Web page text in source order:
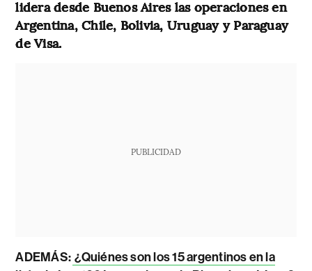
lidera desde Buenos Aires las operaciones en
Argentina, Chile, Bolivia, Uruguay y Paraguay
de Visa.
PUBLICIDAD
ADEMÁS: ¿Quiénes son los 15 argentinos en la